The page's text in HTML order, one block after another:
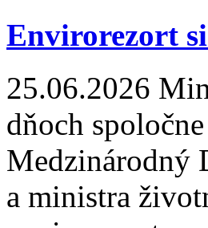
Envirorezort
25.06.2026
dňoch
Medzinárodný
a ministra